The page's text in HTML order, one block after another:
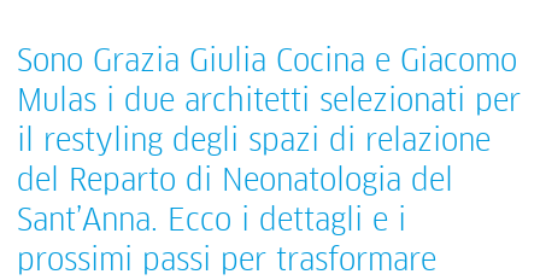
Sono Grazia Giulia Cocina e Giacomo
Mulas i due architetti selezionati per
il restyling degli spazi di relazione
del Reparto di Neonatologia del
Sant’Anna. Ecco i dettagli e i
prossimi passi per trasformare